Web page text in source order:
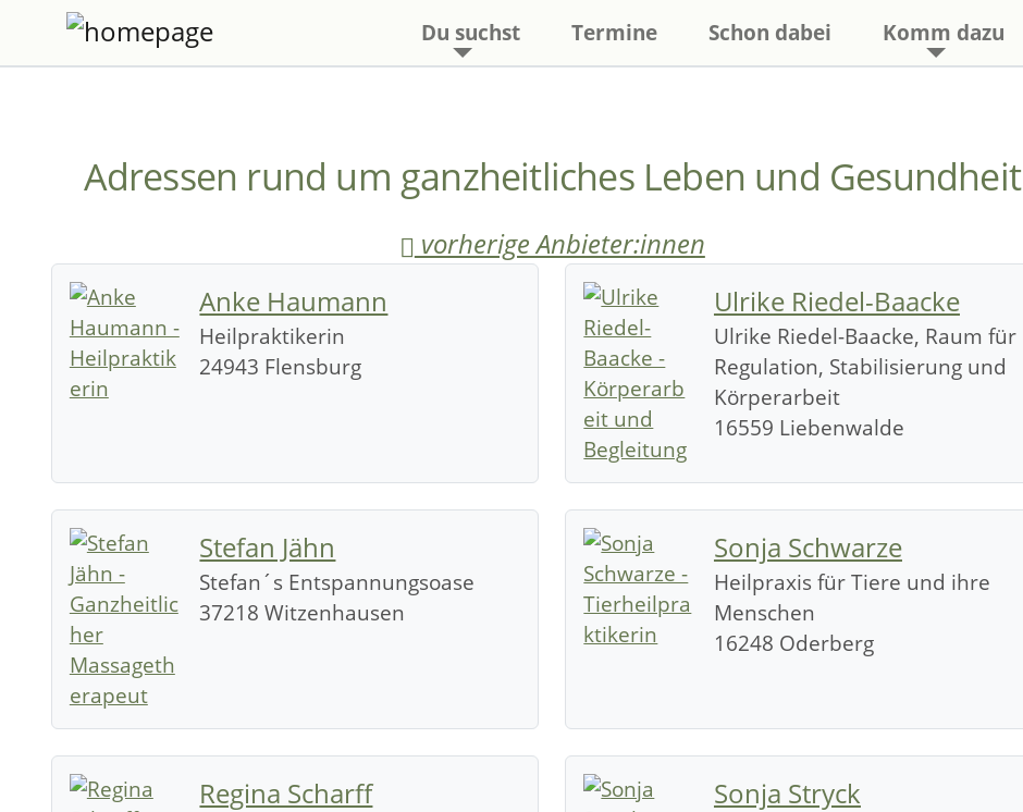
Du suchst Termine Schon dabei Komm dazu
Adressen rund um ganzheitliches Leben und Gesundheit
vorherige Anbieter:innen
Anke Haumann
Heilpraktikerin
24943 Flensburg
Ulrike Riedel-Baacke
Ulrike Riedel-Baacke, Raum für
Regulation, Stabilisierung und
Körperarbeit
16559 Liebenwalde
Stefan Jähn
Stefan´s Entspannungsoase
37218 Witzenhausen
Sonja Schwarze
Heilpraxis für Tiere und ihre
Menschen
16248 Oderberg
Regina Scharff Sonja Stryck